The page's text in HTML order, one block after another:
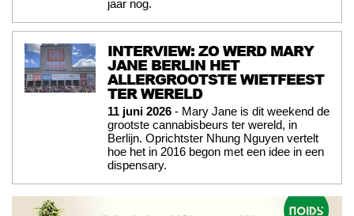
jaar nog.
INTERVIEW: ZO WERD MARY
JANE BERLIN HET
ALLERGROOTSTE WIETFEEST
TER WERELD
11 juni 2026 - Mary Jane is dit weekend de
grootste cannabisbeurs ter wereld, in
Berlijn. Oprichtster Nhung Nguyen vertelt
hoe het in 2016 begon met een idee in een
dispensary.